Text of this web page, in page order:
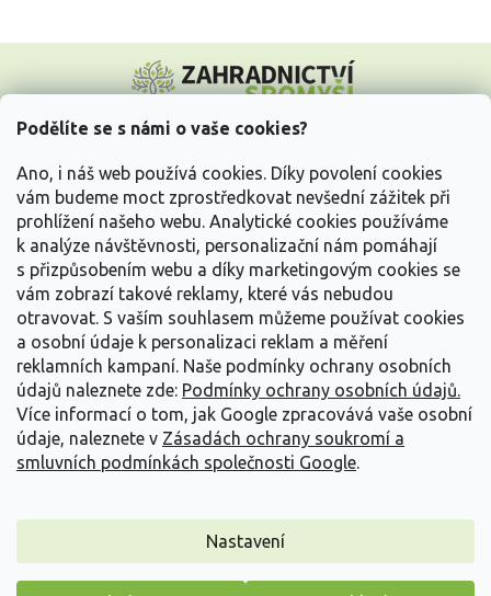
Podělíte se s námi o vaše cookies?
Ano, i náš web používá cookies. Díky povolení cookies
vám budeme moct zprostředkovat nevšední zážitek při
prohlížení našeho webu. Analytické cookies používáme
k analýze návštěvnosti, personalizační nám pomáhají
s přizpůsobením webu a díky marketingovým cookies se
vám zobrazí takové reklamy, které vás nebudou
otravovat. S vaším souhlasem můžeme používat cookies
a osobní údaje k personalizaci reklam a měření
reklamních kampaní. Naše podmínky ochrany osobních
údajů naleznete zde: Podmínky ochrany osobních údajů.
Více informací o tom, jak Google zpracovává vaše osobní
údaje, naleznete v Zásadách ochrany soukromí a
smluvních podmínkách společnosti Google.
Nastavení
p
Vše o nákupu
Informace pro Vás
Kontakujte nás
Vytvořil Shoptet